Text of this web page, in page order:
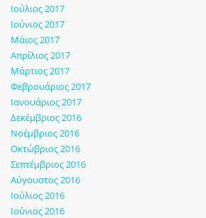
Ιούλιος 2017
Ιούνιος 2017
Μάιος 2017
Απρίλιος 2017
Μάρτιος 2017
Φεβρουάριος 2017
Ιανουάριος 2017
Δεκέμβριος 2016
Νοέμβριος 2016
Οκτώβριος 2016
Σεπτέμβριος 2016
Αύγουστος 2016
Ιούλιος 2016
Ιούνιος 2016